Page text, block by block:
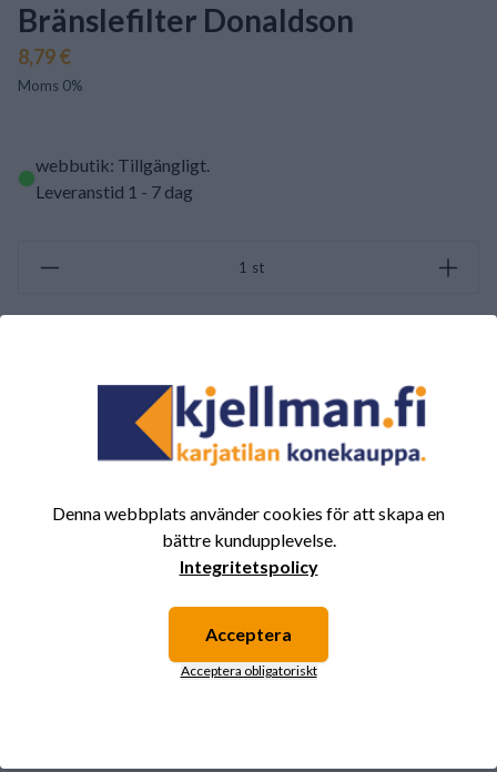
Bränslefilter Donaldson
8,79 €
Moms 0%
webbutik: Tillgängligt.
Leveranstid 1 - 7 dag
st
SAMMANFATTNING AV RECENSIONER
(0/5) Totalt 0 Recensioner
Denna webbplats använder cookies för att skapa en
bättre kundupplevelse.
Integritetspolicy
Acceptera
Acceptera obligatoriskt